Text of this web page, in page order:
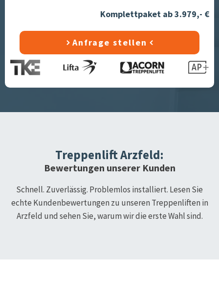
Komplettpaket ab 3.979,- €
Anfrage stellen
TreppenliftArzfeld:
Bewertungen unserer Kunden
Schnell. Zuverlässig. Problemlos installiert. Lesen Sie
echte Kundenbewertungen zu unseren Treppenliften in
Arzfeld und sehen Sie, warum wir die erste Wahl sind.